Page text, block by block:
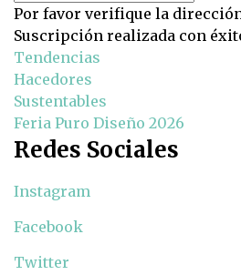
Por favor verifique la
Suscripción realizada con
Tendencias
Hacedores
Sustentables
Feria Puro Diseño 2026
Redes Sociales
Instagram
Facebook
Twitter